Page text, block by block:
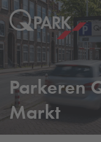
Parkeren
Markt